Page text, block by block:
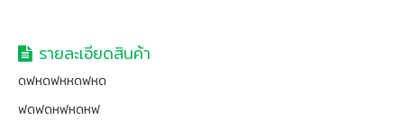
รายละเอียดสินค้า
ดฟหดฟหหดฟหด
ฟดฟดหฟหดหฟ